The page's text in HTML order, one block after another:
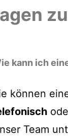
kann ich
können
Team